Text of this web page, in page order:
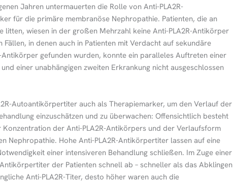
Jahren untermauerten die Rolle von Anti-PLA2R-
für die primäre membranöse Nephropathie. Patienten, die an
wiesen in der großen Mehrzahl keine Anti-PLA2R-Antikörper
Fällen, in denen auch in Patienten mit Verdacht auf sekundäre
gefunden wurden, konnte ein paralleles Auftreten einer
einer unabhängigen zweiten Erkrankung nicht ausgeschlossen
Autoantikörpertiter auch als Therapiemarker, um den Verlauf der
einzuschätzen und zu überwachen: Offensichtlich besteht
der Anti-PLA2R-Antikörpers und der Verlaufsform
Nephropathie. Hohe Anti-PLA2R-Antikörpertiter lassen auf eine
einer intensiveren Behandlung schließen. Im Zuge einer
der Patienten schnell ab – schneller als das Abklingen
Anti-PLA2R-Titer, desto höher waren auch die